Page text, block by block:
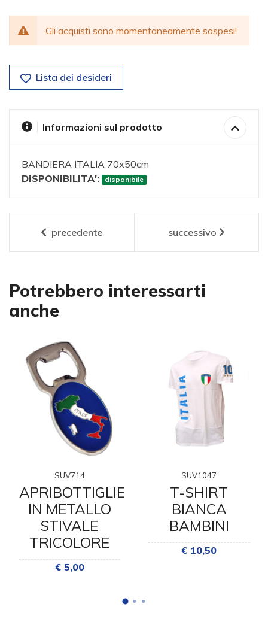
Gli acquisti sono momentaneamente sospesi!
Lista dei desideri
Informazioni sul prodotto
BANDIERA ITALIA 70x50cm
DISPONIBILITA':
disponibile
precedente successivo
Potrebbero interessarti
anche
SUV714
APRIBOTTIGLIE
IN METALLO
STIVALE
TRICOLORE
€ 5,00
SUV1047
T-SHIRT
BIANCA
BAMBINI
€ 10,50